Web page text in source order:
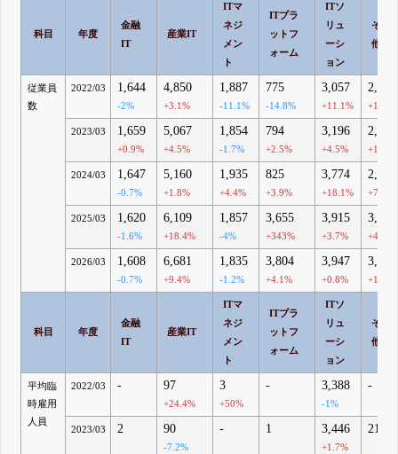
科目 年度
金融
IT
産業IT
ITマ
ネジ
メン
ト
ITプラ
ットフ
ォーム
ITソ
リュ
ーシ
ョン
その
他
従業員
数
2022/03 1,644
-2%
4,850
+3.1%
1,887
-11.1%
775
-14.8%
3,057
+11.1%
2,725
2023/03 1,659
+0.9%
5,067
+4.5%
1,854
-1.7%
794
+2.5%
3,196
+4.5%
2,758
+1.2%
2024/03 1,647
-0.7%
5,160
+1.8%
1,935
+4.4%
825
+3.9%
3,774
+18.1%
2,955
+7.1%
2025/03 1,620
-1.6%
6,109
+18.4%
1,857
-4%
3,655
+343%
3,915
+3.7%
3,096
+4.8%
2026/03 1,608
-0.7%
6,681
+9.4%
1,835
-1.2%
3,804
+4.1%
3,947
+0.8%
3,140
+1.4%
科目 年度
金融
IT
産業IT
ITマ
ネジ
メン
ト
ITプラ
ットフ
ォーム
ITソ
リュ
ーシ
ョン
その
他
平均臨
時雇用
人員
2022/03 - 97
+24.4%
3
+50%
- 3,388
-1%
-
2023/03 2 90
-7.2%
- 1 3,446
+1.7%
21